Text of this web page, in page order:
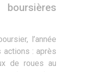
l’année
: après
de roues au